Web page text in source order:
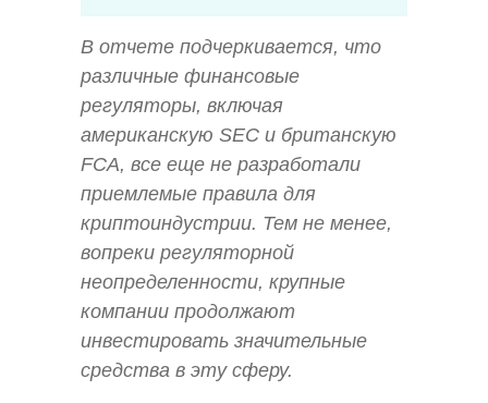
В отчете подчеркивается, что
различные финансовые
регуляторы, включая
американскую SEC и британскую
FCA, все еще не разработали
приемлемые правила для
криптоиндустрии. Тем не менее,
вопреки регуляторной
неопределенности, крупные
компании продолжают
инвестировать значительные
средства в эту сферу.